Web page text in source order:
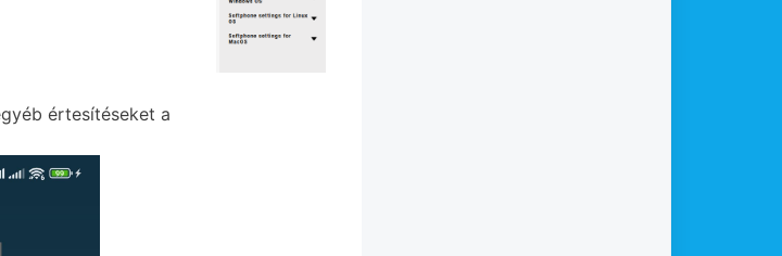
értesítéseket a